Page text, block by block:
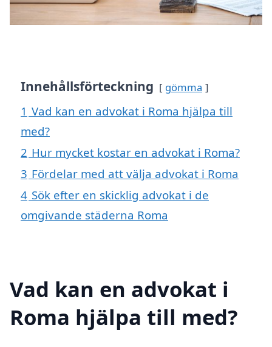
Innehållsförteckning gömma
1 Vad kan en advokat i Roma hjälpa till
med?
2 Hur mycket kostar en advokat i Roma?
3 Fördelar med att välja advokat i Roma
4 Sök efter en skicklig advokat i de
omgivande städerna Roma
Vad kan en advokat i
Roma hjälpa till med?